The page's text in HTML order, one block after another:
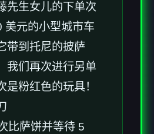
先生女儿的下单次
美元的小型城市车
带到托尼的披萨
我们再次进行另单
是粉红色的玩具！
比萨饼并等待 5